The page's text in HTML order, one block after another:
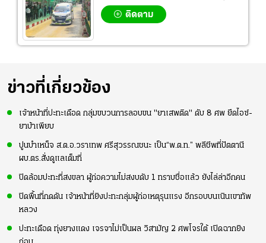
ติดตาม
ข่าวที่เกี่ยวข้อง
เจ้าหน้าที่ปะทะเดือด กลุ่มขบวนการลอบขน "ยาเสพติด" ดับ 8 ศพ ยึดไอซ์-
ยาบ้าเพียบ
ปูนบำเหน็จ ส.ต.อ.วราเทพ ศรีสุวรรณชนะ เป็น“พ.ต.ท.” พลีชีพที่ปัตตานี
ผบ.ตร.สั่งดูแลเต็มที่
ปิดล้อมปะทะที่สงขลา ผู้ก่อความไม่สงบดับ 1 ทราบชื่อแล้ว ยังไล่ล่าอีกคน
ปิดพื้นที่กดดัน เจ้าหน้าที่ยิงปะทะกลุ่มผู้ก่อเหตุรุนแรง อีกรอบบนเนินเขาทัพ
หลวง
ปะทะเดือด ทุ่งยางแดง เจรจาไม่เป็นผล วิสามัญ 2 ศพโจรใต้ เปิดฉากยิง